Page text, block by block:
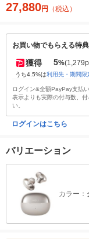
27,880円 （税込）
お買い物でもらえる特典
獲得 5%
うち4.5%は利用先・期間限
ログイン&全額PayPay支払
表示よりも実際の付与数、
い。
ログインはこちら
バリエーション
カラー：